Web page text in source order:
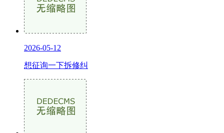
2026-05-12
想征询一下拆修纠